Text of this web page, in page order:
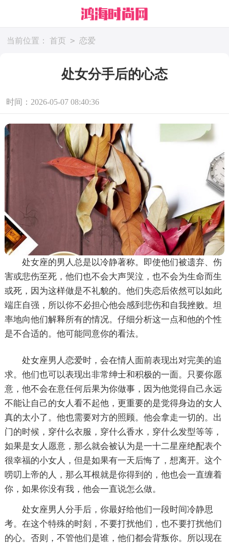
当前位置： 首页 > 恋爱
处女分手后的心态
时间：2026-05-07 08:40:36
处女座的男人总是以冷静著称。即使他们被遗弃、伤
害或悲伤至死，他们也不会大声哭泣，也不会为生命而生
或死，因为这样做是不礼貌的。他们失恋后依然可以如此
端庄自强，所以你不必担心他会感到悲伤和自我挫败。坦
率地向他们解释所有的情况。仔细分析这一点和他的个性
是不合适的。他可能同意你的看法。
处女座男人恋爱时，会在情人面前表现出对完美的追
求。他们也可以表现出非常绅士和积极的一面。只要你愿
意，他不会在意任何后果为你做事，因为他觉得自己永远
不能让自己的女人看不起他，更重要的是觉得身边的女人
真的太小了。他也需要对方的照顾。他会拿走一切的。出
门的时候，穿什么衣服，穿什么香水，穿什么发型等等，
如果是女人愿意，那么就会被认为是一十二星座绝配表个
很幸福的小女人，但是如果有一天后悔了，想离开。这个
唠叨上帝的人，那么耳根就是你得到的，他也会一直缠着
你，如果你没有我，他会一直说怎么做。
处女座男人分手后，你最好给他们一段时间冷静思
考。在这个特殊的时刻，不要打扰他们，也不要打扰他们
的心。否则，不管他们是谁，他们都会背叛你。所以现在